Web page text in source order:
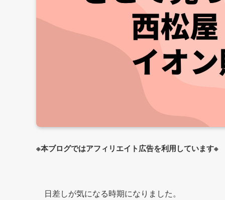
※本ブログではアフィリエイト広告を利用しています※
日差しが気になる時期になりました。